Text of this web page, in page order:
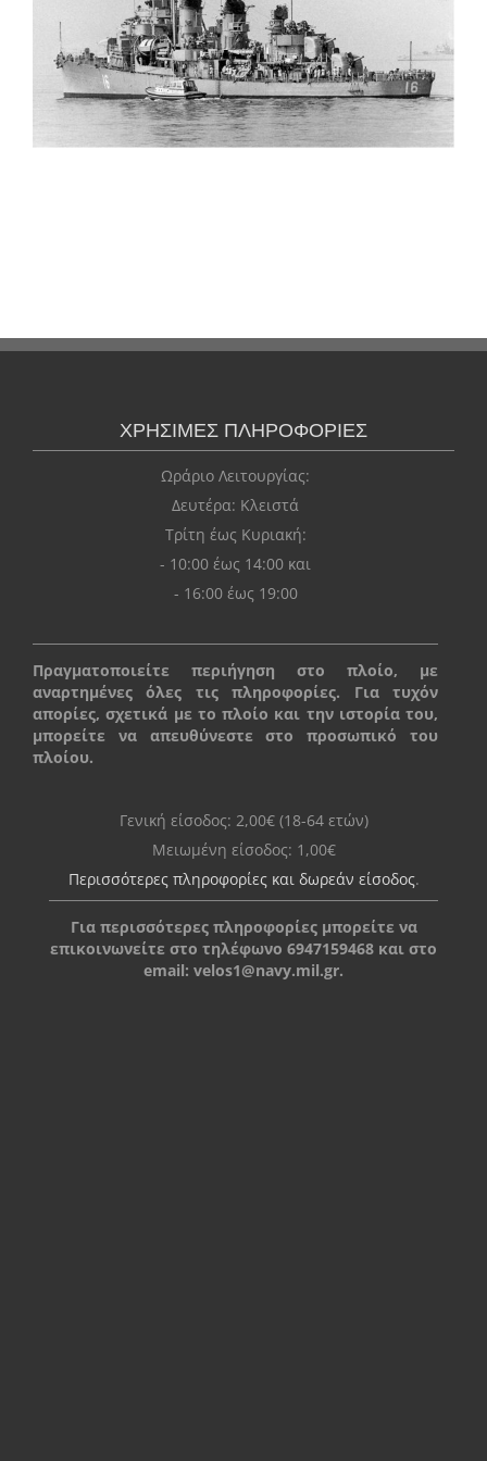
ΧΡΗΣΙΜΕΣ ΠΛΗΡΟΦΟΡΙΕΣ
Ωράριο Λειτουργίας:
Δευτέρα: Kλειστά
Τρίτη έως Κυριακή:
- 10:00 έως 14:00 και
- 16:00 έως 19:00
Πραγματοποιείτε περιήγηση στο πλοίο, με
αναρτημένες όλες τις πληροφορίες. Για τυχόν
απορίες, σχετικά με το πλοίο και την ιστορία του,
μπορείτε να απευθύνεστε στο προσωπικό του
πλοίου.
Γενική είσοδος: 2,00€ (18-64 ετών)
Μειωμένη είσοδος: 1,00€
Περισσότερες πληροφορίες και δωρεάν είσοδος.
Για περισσότερες πληροφορίες μπορείτε να
επικοινωνείτε στο τηλέφωνο 6947159468 και στο
email: velos1@navy.mil.gr.